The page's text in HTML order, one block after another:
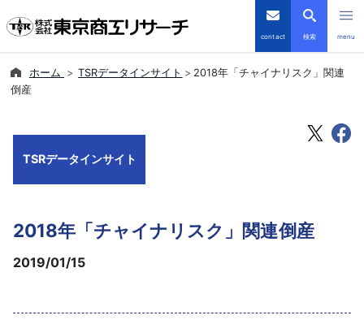
contact 検索 menu
ホーム TSRデータインサイト
2018年「チャイナリスク」関連
倒産
TSRデータインサイト
2018年「チャイナリスク」関連倒産
2019/01/15